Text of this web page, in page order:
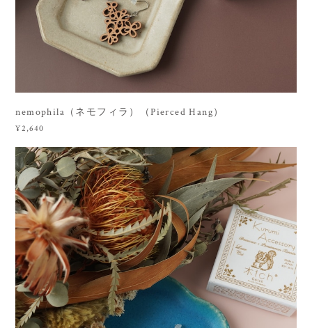
nemophila（ネモフィラ）（Pierced Hang）
¥2,640